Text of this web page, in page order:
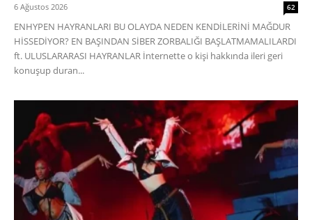
6 Ağustos 2026 62
ENHYPEN HAYRANLARI BU OLAYDA NEDEN KENDİLERİNİ MAĞDUR
HİSSEDİYOR? EN BAŞINDAN SİBER ZORBALIĞI BAŞLATMAMALILARDI
ft. ULUSLARARASI HAYRANLAR İnternette o kişi hakkında ileri geri
konuşup duran...